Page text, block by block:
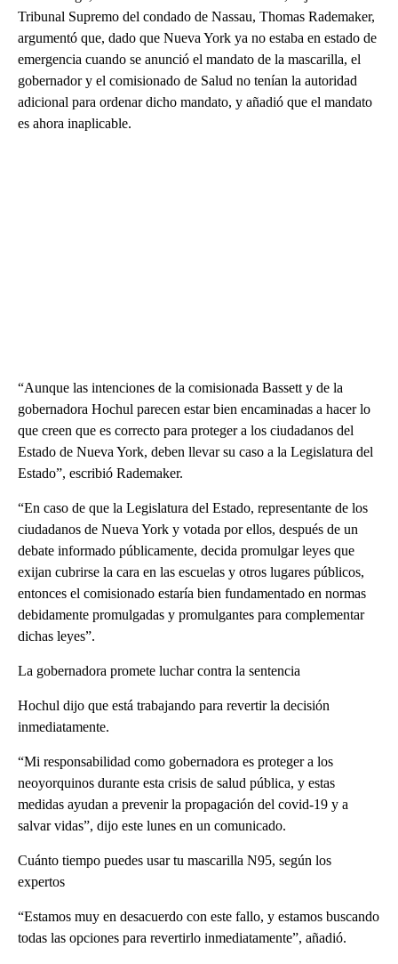
Tribunal Supremo del condado de Nassau, Thomas Rademaker,
argumentó que, dado que Nueva York ya no estaba en estado de
emergencia cuando se anunció el mandato de la mascarilla, el
gobernador y el comisionado de Salud no tenían la autoridad
adicional para ordenar dicho mandato, y añadió que el mandato
es ahora inaplicable.
“Aunque las intenciones de la comisionada Bassett y de la
gobernadora Hochul parecen estar bien encaminadas a hacer lo
que creen que es correcto para proteger a los ciudadanos del
Estado de Nueva York, deben llevar su caso a la Legislatura del
Estado”, escribió Rademaker.
“En caso de que la Legislatura del Estado, representante de los
ciudadanos de Nueva York y votada por ellos, después de un
debate informado públicamente, decida promulgar leyes que
exijan cubrirse la cara en las escuelas y otros lugares públicos,
entonces el comisionado estaría bien fundamentado en normas
debidamente promulgadas y promulgantes para complementar
dichas leyes”.
La gobernadora promete luchar contra la sentencia
Hochul dijo que está trabajando para revertir la decisión
inmediatamente.
“Mi responsabilidad como gobernadora es proteger a los
neoyorquinos durante esta crisis de salud pública, y estas
medidas ayudan a prevenir la propagación del covid-19 y a
salvar vidas”, dijo este lunes en un comunicado.
Cuánto tiempo puedes usar tu mascarilla N95, según los
expertos
“Estamos muy en desacuerdo con este fallo, y estamos buscando
todas las opciones para revertirlo inmediatamente”, añadió.